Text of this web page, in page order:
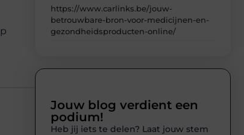
https://www.carlinks.be/jouw-
betrouwbare-bron-voor-medicijnen-en-
gezondheidsproducten-online/
Jouw blog verdient een
podium!
Heb jij iets te delen? Laat jouw stem